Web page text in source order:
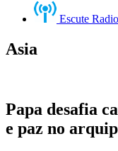
Escute
Asia
Papa desafia
e paz no